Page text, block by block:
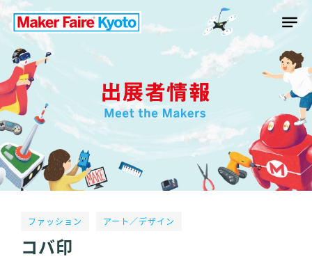
ファッション アート／デザイン
コバ印